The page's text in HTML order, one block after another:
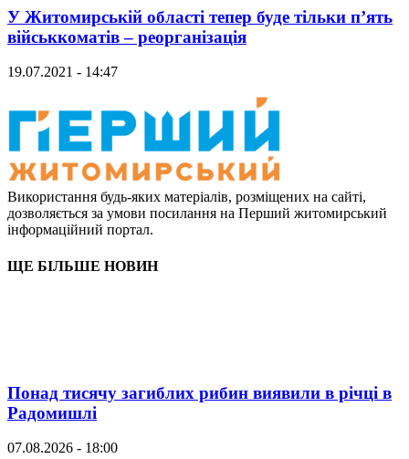
У Житомирській області тепер буде тільки п’ять
військкоматів – реорганізація
19.07.2021 - 14:47
Використання будь-яких матеріалів, розміщених на сайті,
дозволяється за умови посилання на Перший житомирський
інформаційний портал.
ЩЕ БІЛЬШЕ НОВИН
Понад тисячу загиблих рибин виявили в річці в
Радомишлі
07.08.2026 - 18:00